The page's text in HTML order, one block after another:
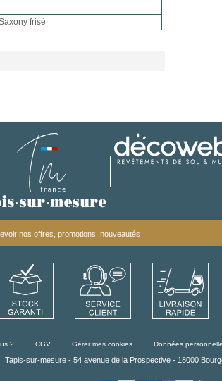
frisé
nos offres, promotions, nouveautés
? CGV Gérer mes cookies Données
Tapis-sur-mesure - 54 avenue de la Prospective - 18000